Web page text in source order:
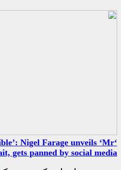
‘Monumentally terrible’:
Brexit’ portrait, gets